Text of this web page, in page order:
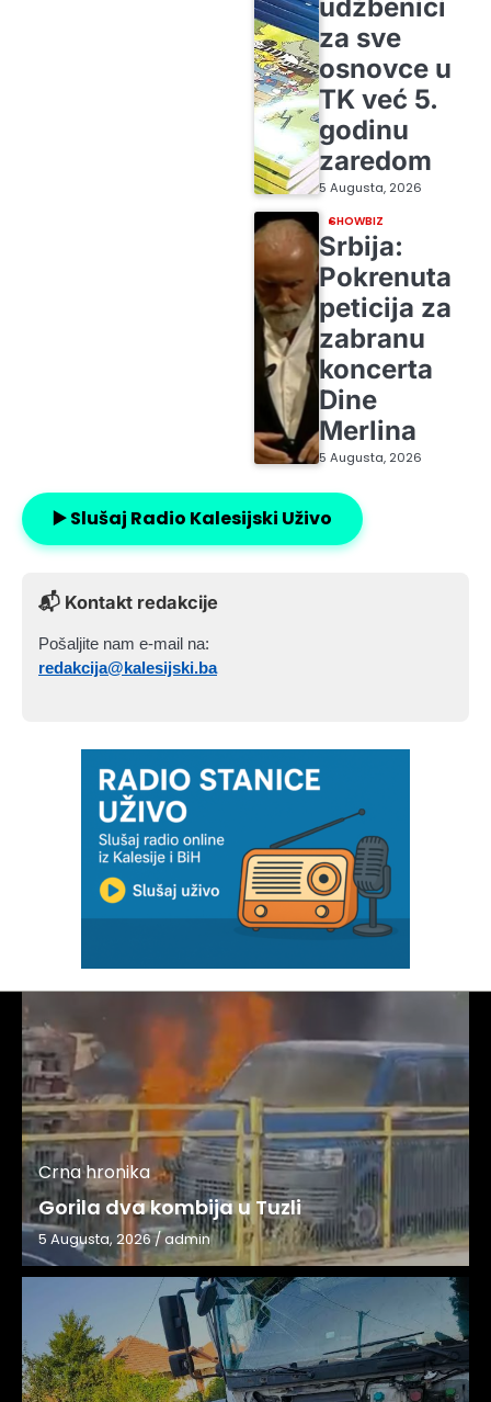
udžbenici
za sve
osnovce u
TK već 5.
godinu
zaredom
5 Augusta, 2026
SHOWBIZ
Srbija:
Pokrenuta
peticija za
zabranu
koncerta
Dine
Merlina
5 Augusta, 2026
▶️ Slušaj Radio Kalesijski Uživo
📬 Kontakt redakcije
Pošaljite nam e-mail na:
redakcija@kalesijski.ba
Crna hronika
Gorila dva kombija u Tuzli
5 Augusta, 2026/admin